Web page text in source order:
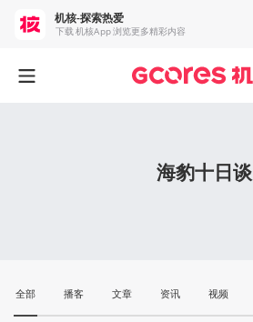
海豹十日谈
全部 播客 文章 资讯 视频
机核-探索热爱
下载 机核App 浏览更多精彩内容